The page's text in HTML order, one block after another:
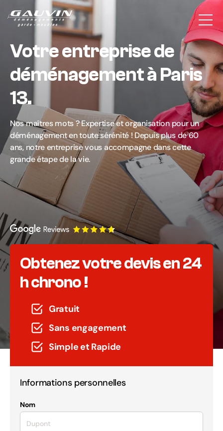
Votre entreprise de
déménagement à Paris
13.
Nos maîtres mots ? Expertise et organisation pour un
déménagement en toute sérénité ! Depuis plus de 60
ans, notre entreprise vous accompagne dans cette
grande étape de la vie.
Obtenez votre devis en 24
h chrono !
Gratuit
Sans engagement
Simple et Rapide
Informations personnelles
Nom